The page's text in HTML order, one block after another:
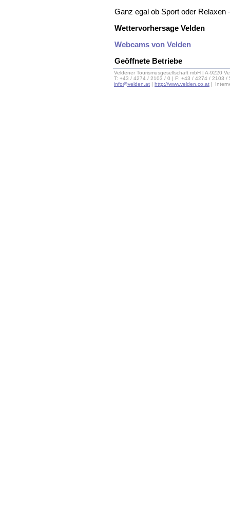
Ganz egal ob Sport oder Relaxen
Wettervorhersage Velden
Webcams von Velden
Geöffnete Betriebe
Veldener Tourismusgesellschaft mbH | A-9220
T: +43 / 4274 / 2103 / 0 | F: +43 / 4274 / 2103 /
info@velden.at | http://www.velden.co.at |